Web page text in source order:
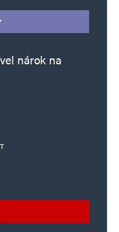
nárok na